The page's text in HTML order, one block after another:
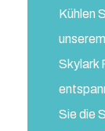
Kühlen
Skylark
Sie die